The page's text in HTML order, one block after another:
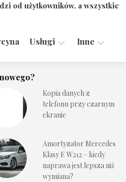
od użytkowników, a wszystkie
Usługi
Technologie
Inne
Kopia danych z
telefonu przy czarnym
ekranie
Amortyzator Mercedes
Klasy E W212 – kiedy
naprawa jest lepsza niż
wymiana?